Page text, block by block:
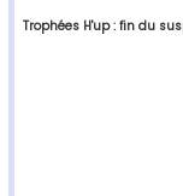
Trophées H'up : fin du